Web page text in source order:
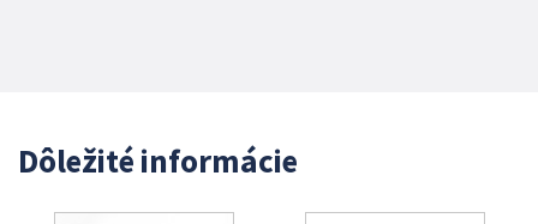
Dôležité informácie